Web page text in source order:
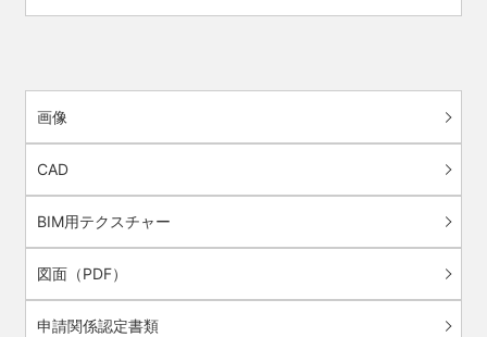
画像
CAD
BIM用テクスチャー
図面（PDF）
申請関係認定書類